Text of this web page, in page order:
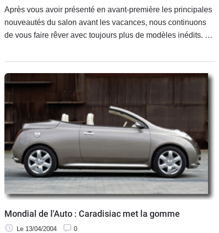
Après vous avoir présenté en avant-première les principales
nouveautés du salon avant les vacances, nous continuons
de vous faire rêver avec toujours plus de modèles inédits. Vu
le
Mondial de l'Auto : Caradisiac met la gomme
Le 13/04/2004 0